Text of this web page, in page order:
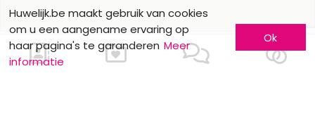
Ons contacteren
Huwelijk.be maakt gebruik van cookies
om u een aangename ervaring op
haar pagina's te garanderen Meer
informatie
Ok